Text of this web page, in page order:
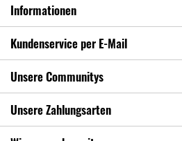
Informationen
Kundenservice per E-Mail
Unsere Communitys
Unsere Zahlungsarten